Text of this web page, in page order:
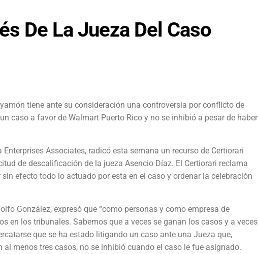
De La Jueza Del Caso
tiene ante su consideración una controversia por conflicto de
caso a favor de Walmart Puerto Rico y no se inhibió a pesar de haber
Associates, radicó esta semana un recurso de Certiorari
de descalificación de la jueza Asencio Díaz. El Certiorari reclama
efecto todo lo actuado por esta en el caso y ordenar la celebración
González, expresó que “como personas y como empresa de
en los tribunales. Sabemos que a veces se ganan los casos y a veces
que se ha estado litigando un caso ante una Jueza que,
menos tres casos, no se inhibió cuando el caso le fue asignado.